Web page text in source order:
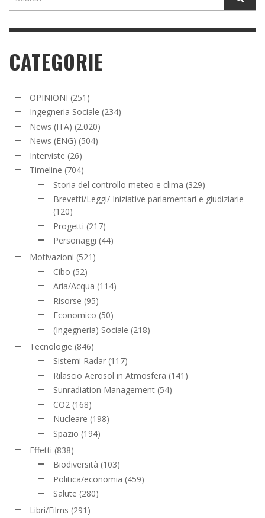
CATEGORIE
OPINIONI (251)
Ingegneria Sociale (234)
News (ITA) (2.020)
News (ENG) (504)
Interviste (26)
Timeline (704)
Storia del controllo meteo e clima (329)
Brevetti/Leggi/ Iniziative parlamentari e giudiziarie
(120)
Progetti (217)
Personaggi (44)
Motivazioni (521)
Cibo (52)
Aria/Acqua (114)
Risorse (95)
Economico (50)
(Ingegneria) Sociale (218)
Tecnologie (846)
Sistemi Radar (117)
Rilascio Aerosol in Atmosfera (141)
Sunradiation Management (54)
CO2 (168)
Nucleare (198)
Spazio (194)
Effetti (838)
Biodiversità (103)
Politica/economia (459)
Salute (280)
Libri/Films (291)